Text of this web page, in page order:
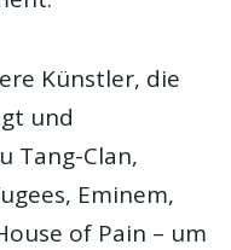
Künstler, die
und
Tang-Clan,
Eminem,
of Pain – um